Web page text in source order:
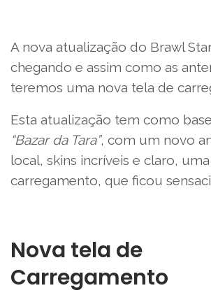
A nova atualização do Brawl
chegando e assim como as
teremos uma nova tela de
Esta atualização tem como
“Bazar da Tara”, com um novo
local, skins incríveis e claro,
carregamento, que ficou
Nova tela de
Carregamento